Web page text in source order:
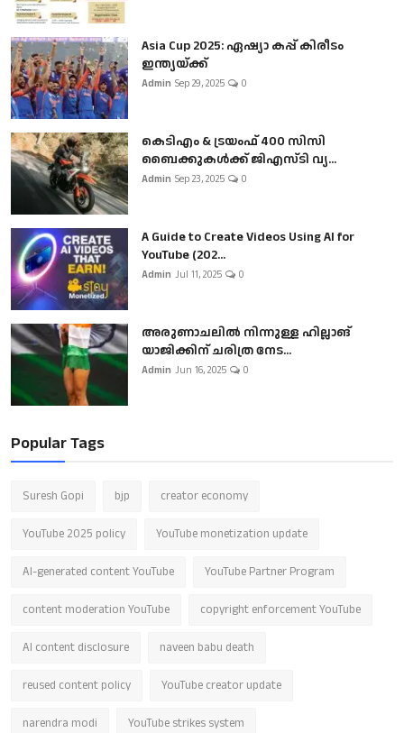
Asia Cup 2025: ഏഷ്യാ കപ്പ് കിരീടം
ഇന്ത്യയ്ക്ക്
Admin Sep 29, 2025 0
കെടിഎം & ട്രയംഫ് 400 സിസി
ബൈക്കുകൾക്ക് ജിഎസ്ടി വ്യ...
Admin Sep 23, 2025 0
A Guide to Create Videos Using AI for
YouTube (202...
Admin Jul 11, 2025 0
അരുണാചലിൽ നിന്നുള്ള ഹില്ലാങ്
യാജിക്കിന് ചരിത്ര നേട...
Admin Jun 16, 2025 0
Popular Tags
Suresh Gopi bjp creator economy
YouTube 2025 policy YouTube monetization update
AI-generated content YouTube YouTube Partner Program
content moderation YouTube copyright enforcement YouTube
AI content disclosure naveen babu death
reused content policy YouTube creator update
narendra modi YouTube strikes system